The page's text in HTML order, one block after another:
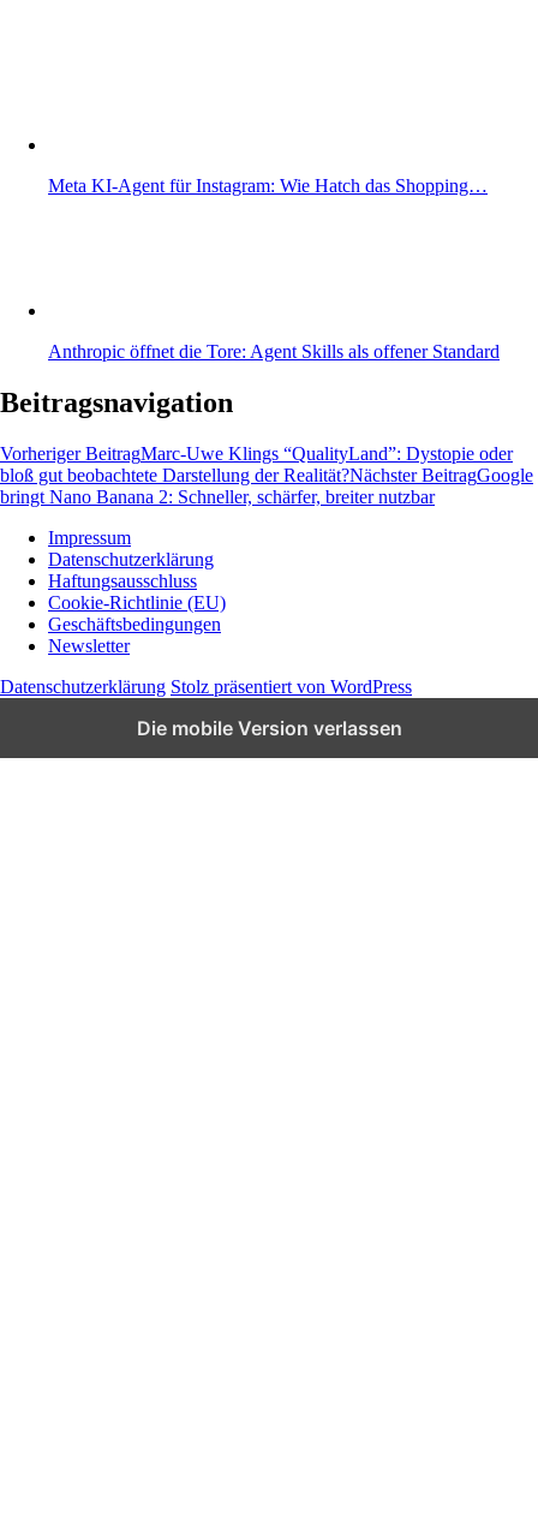
Meta KI-Agent für Instagram: Wie Hatch das Shopping…
Anthropic öffnet die Tore: Agent Skills als offener Standard
Beitragsnavigation
Vorheriger BeitragMarc-Uwe Klings “QualityLand”: Dystopie oder
bloß gut beobachtete Darstellung der Realität?Nächster BeitragGoogle
bringt Nano Banana 2: Schneller, schärfer, breiter nutzbar
Wissen und News zu KI, Social Media und
Co.
Impressum
Datenschutzerklärung
Haftungsausschluss
Cookie-Richtlinie (EU)
Geschäftsbedingungen
Newsletter
Datenschutzerklärung Stolz präsentiert von WordPress
Die mobile Version verlassen